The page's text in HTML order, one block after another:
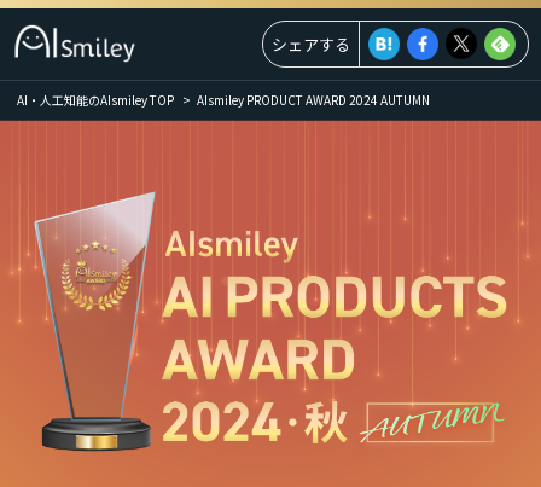
シェアする
AI・人工知能のAIsmiley TOP AIsmiley PRODUCT AWARD 2024 AUTUMN